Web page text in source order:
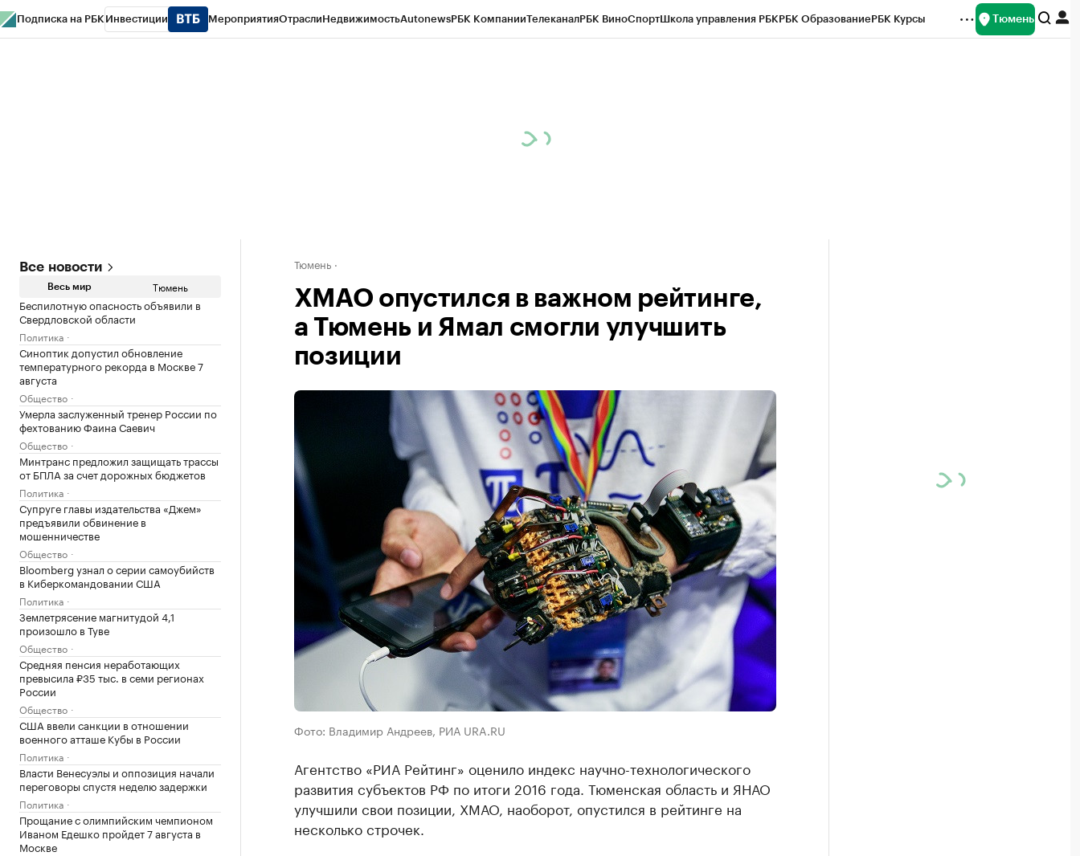
Подписка на РБК Инвестиции МероприятияОтраслиНедвижимостьAutonewsРБК КомпанииТелеканалРБК ВиноСпортШкола управления РБКРБК ОбразованиеРБК Курсы Тюмень
Все новости
Весь мир Тюмень
Беспилотную опасность объявили в
Свердловской области
Политика
Синоптик допустил обновление
температурного рекорда в Москве 7
августа
Общество
Умерла заслуженный тренер России по
фехтованию Фаина Саевич
Общество
Минтранс предложил защищать трассы
от БПЛА за счет дорожных бюджетов
Политика
Супруге главы издательства «Джем»
предъявили обвинение в
мошенничестве
Общество
Bloomberg узнал о серии самоубийств
в Киберкомандовании США
Политика
Землетрясение магнитудой 4,1
произошло в Туве
Общество
Средняя пенсия неработающих
превысила ₽35 тыс. в семи регионах
России
Общество
США ввели санкции в отношении
военного атташе Кубы в России
Политика
Власти Венесуэлы и оппозиция начали
переговоры спустя неделю задержки
Политика
Прощание с олимпийским чемпионом
Иваном Едешко пройдет 7 августа в
Москве
Тюмень
ХМАО опустился в важном рейтинге,
а Тюмень и Ямал смогли улучшить
позиции
Фото: Владимир Андреев, РИА URA.RU
Агентство «РИА Рейтинг» оценило индекс научно-технологического
развития субъектов РФ по итоги 2016 года. Тюменская область и ЯНАО
улучшили свои позиции, ХМАО, наоборот, опустился в рейтинге на
несколько строчек.